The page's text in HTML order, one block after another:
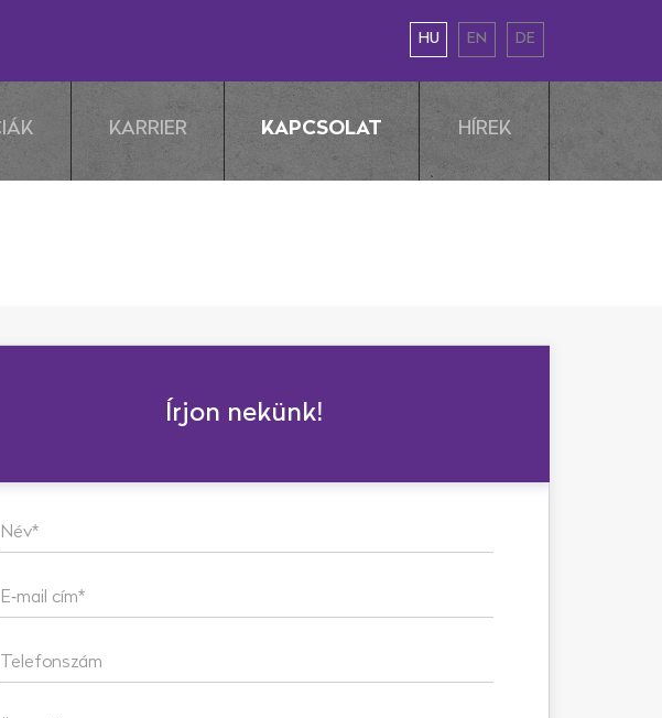
HU EN DE
KARRIER KAPCSOLAT HÍREK
Írjon nekünk!
Név*
E-mail cím*
Telefonszám